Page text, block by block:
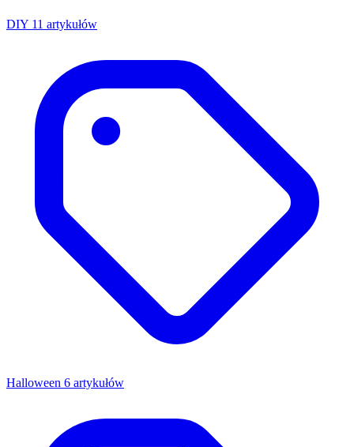
DIY 11 artykułów
Halloween 6 artykułów